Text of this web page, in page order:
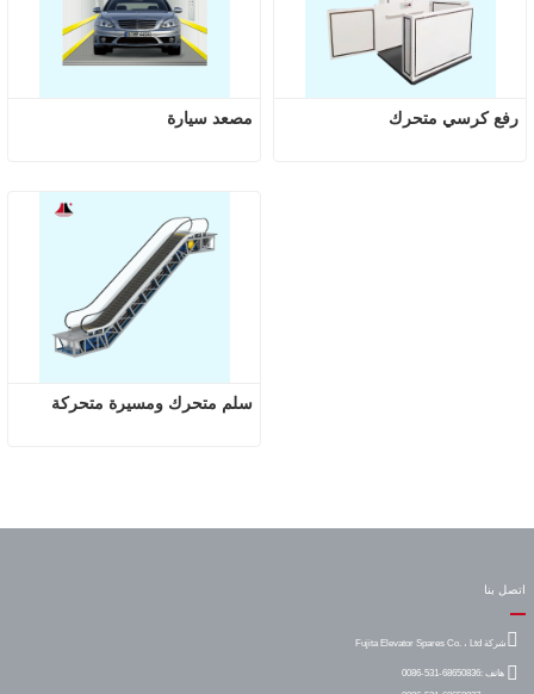
مصعد سيارة رفع كرسي متحرك
سلم متحرك ومسيرة متحركة
اتصل بنا
شركة Fujita Elevator Spares Co. ، Ltd
هاتف :0086-531-68650836